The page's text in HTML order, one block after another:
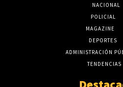
NACIONAL
POLICIAL
MAGAZINE
DEPORTES
ADMINISTRACIÓN
TENDENCIAS